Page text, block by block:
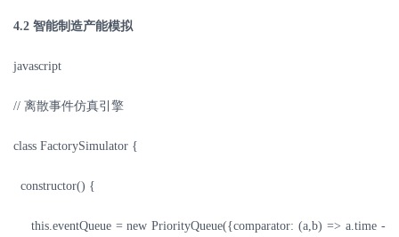
4.2 智能制造产能模拟
javascript
// 离散事件仿真引擎
class FactorySimulator {
constructor() {
this.eventQueue = new PriorityQueue({comparator: (a,b) => a.time -